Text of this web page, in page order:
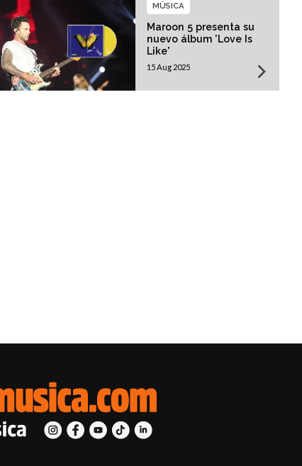
Maroon 5 presenta su
nuevo álbum 'Love Is
Like'
MÚSICA
15 Aug 2025